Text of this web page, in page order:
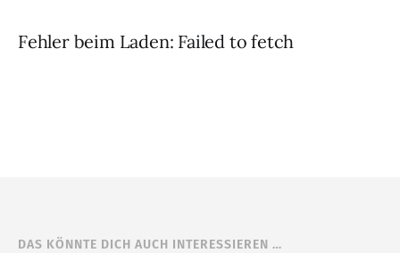
Fehler beim Laden: Failed to fetch
DAS KÖNNTE DICH AUCH INTERESSIEREN …